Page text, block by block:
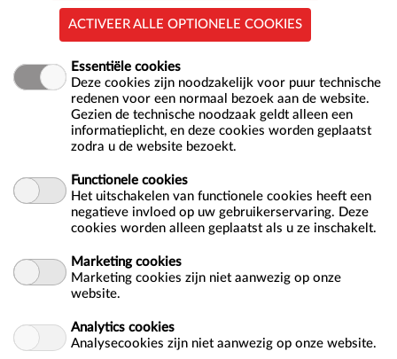
Doelgroep Volwassenen, Tieners
Aquabootcamp is een aquasport, gericht op de actieve
sporter met een divers aanbod van bootcamp oefeningen
in het water en op de kant. Het werken aan de conditie
wordt tijdens het bootcamp programma afgewisseld met
spierversterkende oefenin...
ACTIVEER ALLE OPTIONELE COOKIES
Essentiële cookies
Deze cookies zijn noodzakelijk voor puur technische
redenen voor een normaal bezoek aan de website.
Gezien de technische noodzaak geldt alleen een
informatieplicht, en deze cookies worden geplaatst
zodra u de website bezoekt.
Functionele cookies
Het uitschakelen van functionele cookies heeft een
negatieve invloed op uw gebruikerservaring. Deze
cookies worden alleen geplaatst als u ze inschakelt.
Marketing cookies
Marketing cookies zijn niet aanwezig op onze
website.
Analytics cookies
Analysecookies zijn niet aanwezig op onze website.